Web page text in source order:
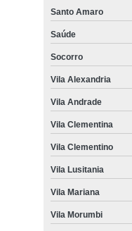
Santo Amaro
Saúde
Socorro
Vila Alexandria
Vila Andrade
Vila Clementina
Vila Clementino
Vila Lusitania
Vila Mariana
Vila Morumbi